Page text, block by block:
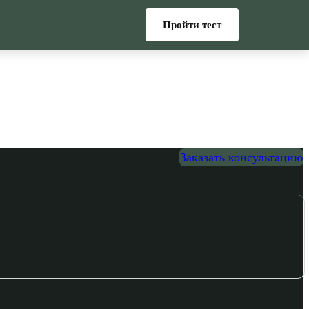
Заказать консультацию
Пройти тест